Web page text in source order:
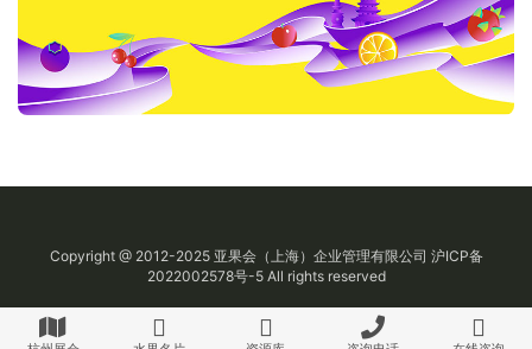
Copyright @ 2012-2025 亚果会（上海）企业管理有限公司 沪ICP备
2022002578号-5All rights reserved